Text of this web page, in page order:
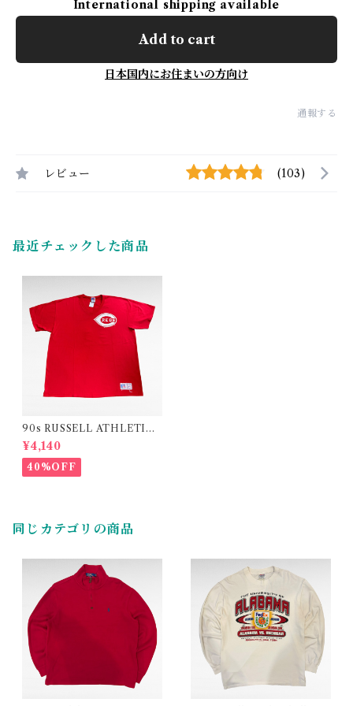
International shipping available
Add to cart
日本国内にお住まいの方向け
通報する
レビュー (103)
最近チェックした商品
90s RUSSELL ATHLETIC
MLB Cincinnati Reds “LAR
KIN 11”(made in USA)
¥4,140
40%OFF
同じカテゴリの商品